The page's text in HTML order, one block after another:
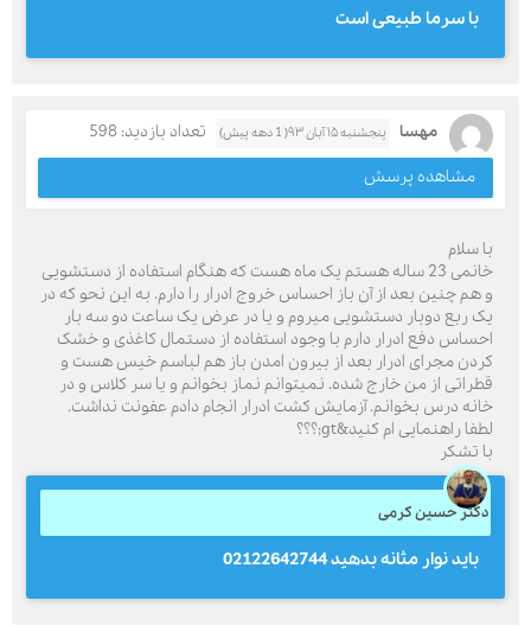
با سرما طبیعی است
مهسا پنجشنبه ۱۵ آبان ۹۳( 1 دهه پیش)
تعداد بازدید: 598
مشاهده پرسش
با سلام
خانمی 23 ساله هستم یک ماه هست که هنگام استفاده از دستشویی
و هم چنین بعد از آن باز احساس خروج ادرار را دارم. به این نحو که در
یک ربع دوبار دستشویی میروم و یا در عرض یک ساعت دو سه بار
احساس دفع ادرار دارم با وجود استفاده از دستمال کاغذی و خشک
کردن مجرای ادرار بعد از بیرون امدن باز هم لباسم خیس هست و
قطراتی از من خارج شده. نمیتوانم نماز بخوانم و یا سر کلاس و در
خانه درس بخوانم. آزمایش کشت ادرار انجام دادم عفونت نداشت.
لطفا راهنمایی ام کنید&gt;؟؟؟
با تشکر
دکتر حسین کرمی
باید نوار مثانه بدهید 02122642744